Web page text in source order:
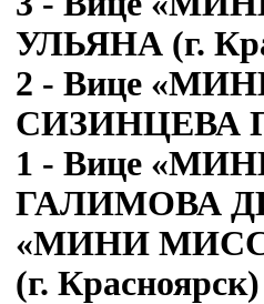
УЛЬЯНА (г.
2 - Вице
СИЗИНЦЕВА
1 - Вице
ГАЛИМОВА
«МИНИ МИСС
(г. Красноярск)